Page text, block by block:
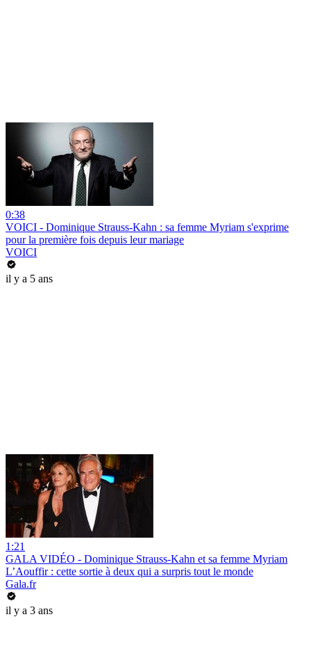
0:38
VOICI - Dominique Strauss-Kahn : sa femme Myriam s'exprime
pour la première fois depuis leur mariage
VOICI
il y a 5 ans
1:21
GALA VIDÉO - Dominique Strauss-Kahn et sa femme Myriam
L’Aouffir : cette sortie à deux qui a surpris tout le monde
Gala.fr
il y a 3 ans